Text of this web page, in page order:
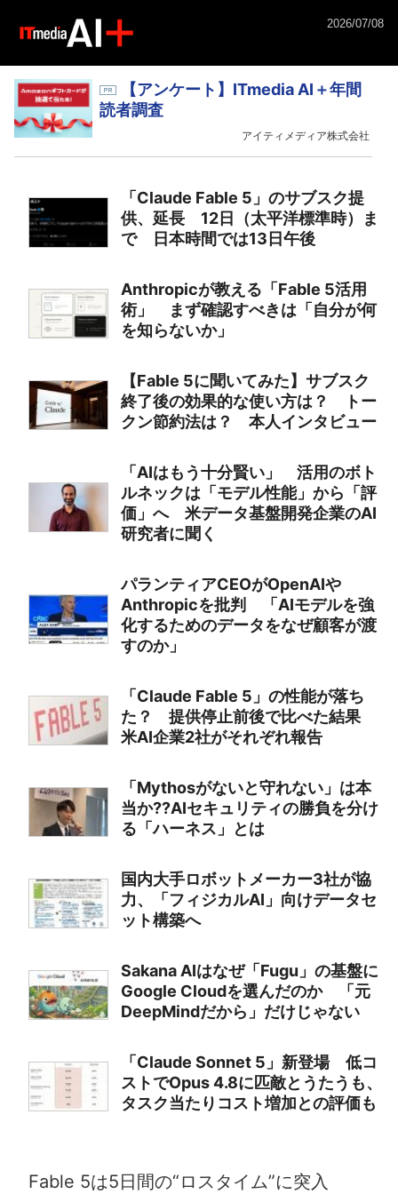
2026/07/08
【アンケート】ITmedia AI＋年間
読者調査
アイティメディア株式会社
「Claude Fable 5」のサブスク提
供、延長 12日（太平洋標準時）ま
で 日本時間では13日午後
Anthropicが教える「Fable 5活用
術」 まず確認すべきは「自分が何
を知らないか」
【Fable 5に聞いてみた】サブスク
終了後の効果的な使い方は？ トー
クン節約法は？ 本人インタビュー
「AIはもう十分賢い」 活用のボト
ルネックは「モデル性能」から「評
価」へ 米データ基盤開発企業のAI
研究者に聞く
パランティアCEOがOpenAIや
Anthropicを批判 「AIモデルを強
化するためのデータをなぜ顧客が渡
すのか」
「Claude Fable 5」の性能が落ち
た？ 提供停止前後で比べた結果
米AI企業2社がそれぞれ報告
「Mythosがないと守れない」は本
当か??AIセキュリティの勝負を分け
る「ハーネス」とは
国内大手ロボットメーカー3社が協
力、「フィジカルAI」向けデータセ
ット構築へ
Sakana AIはなぜ「Fugu」の基盤に
Google Cloudを選んだのか 「元
DeepMindだから」だけじゃない
「Claude Sonnet 5」新登場 低コ
ストでOpus 4.8に匹敵とうたうも、
タスク当たりコスト増加との評価も
Fable 5は5日間の“ロスタイム”に突入